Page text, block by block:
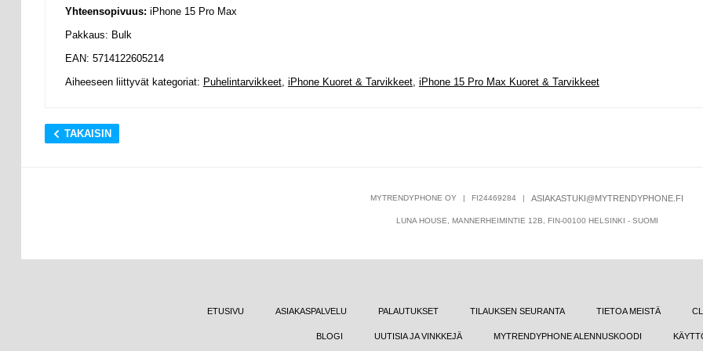
Yhteensopivuus: iPhone 15 Pro Max
Pakkaus: Bulk
EAN: 5714122605214
Aiheeseen liittyvät kategoriat: Puhelintarvikkeet, iPhone Kuoret & Tarvikkeet, iPhone 15 Pro Max Kuoret & Tarvikkeet
TAKAISIN
MYTRENDYPHONE OY FI24469284 ASIAKASTUKI@MYTRENDYPHONE.FI
LUNA HOUSE, MANNERHEIMINTIE 12B, FIN-00100 HELSINKI - SUOMI
ETUSIVU ASIAKASPALVELU PALAUTUKSET TILAUKSEN SEURANTA TIETOA MEISTÄ
BLOGI UUTISIA JA VINKKEJÄ MYTRENDYPHONE ALENNUSKOODI